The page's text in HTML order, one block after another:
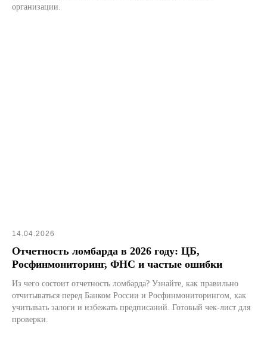
организации.
14.04.2026
Отчетность ломбарда в 2026 году: ЦБ,
Росфинмониторинг, ФНС и частые ошибки
Из чего состоит отчетность ломбарда? Узнайте, как правильно
отчитываться перед Банком России и Росфинмониторингом, как
учитывать залоги и избежать предписаний. Готовый чек-лист для
проверки.